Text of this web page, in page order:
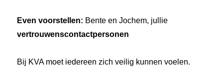
Even voorstellen: Bente en Jochem, jullie
vertrouwenscontactpersonen
Bij KVA moet iedereen zich veilig kunnen voelen.